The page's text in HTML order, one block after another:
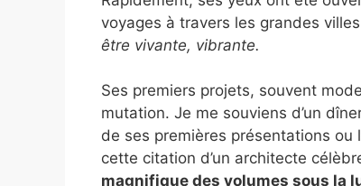
voyages à travers les grandes
être vivante, vibrante.
Ses premiers projets, souvent
mutation. Je me souviens d’un
de ses premières présentations ou
cette citation d’un architecte
magnifique des volumes sous la